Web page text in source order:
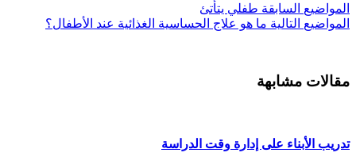
المواضيع السابقة طفلي يتأتئ
المواضيع التالية ما هو علاج الحساسية الغذائية عند الأطفال؟
مقالات مشابهة
تدريب الأبناء على إدارة وقت الدراسة